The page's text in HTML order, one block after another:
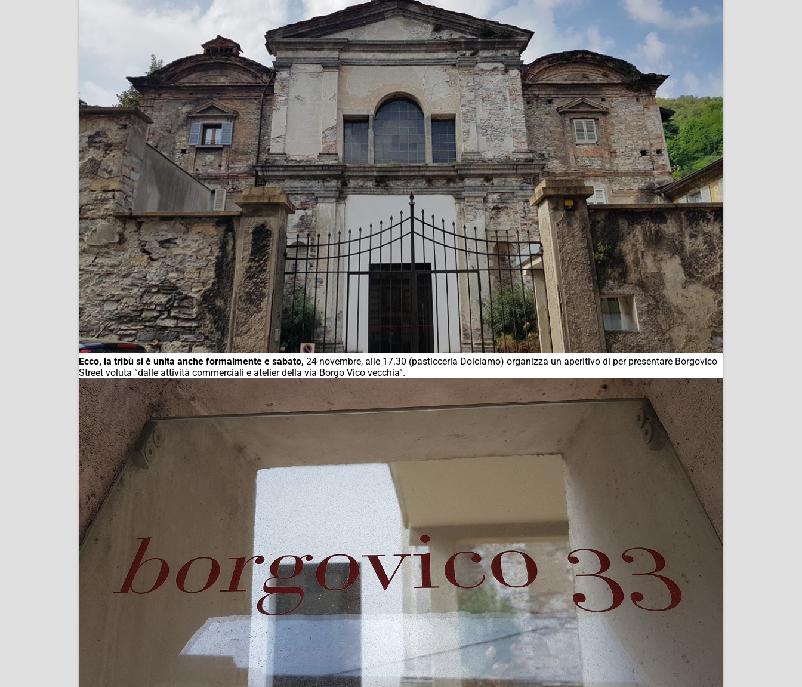
Ecco, la tribù si è unita anche formalmente e sabato, 24 novembre, alle 17.30 (pasticceria Dolciamo) organizza un aperitivo di per presentare Borgovico
Street voluta “dalle attività commerciali e atelier della via Borgo Vico vecchia”.